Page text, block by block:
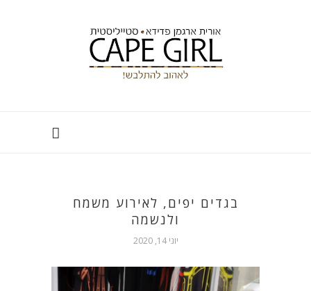
בגדים יפים, לאירוע משמח
ולנשמה
יוני 14, 2020